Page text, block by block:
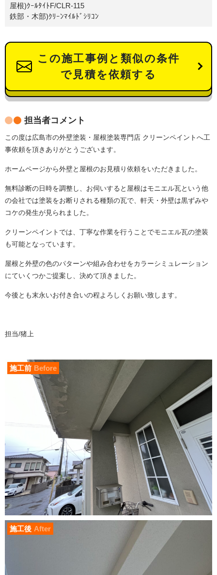
屋根)ｸｰﾙﾀｲﾄF/CLR-115
鉄部・木部)ｸﾘｰﾝﾏｲﾙﾄﾞｼﾘｺﾝ
この施工事例と類似の条件
で見積を依頼する
担当者コメント
この度は広島市の外壁塗装・屋根塗装専門店 クリーンペイントへ工
事依頼を頂きありがとうございます。
ホームページから外壁と屋根のお見積り依頼をいただきました。
無料診断の日時を調整し、お伺いすると屋根はモニエル瓦という他
の会社では塗装をお断りされる種類の瓦で、軒天・外壁は黒ずみや
コケの発生が見られました。
クリーンペイントでは、丁寧な作業を行うことでモニエル瓦の塗装
も可能となっています。
屋根と外壁の色のパターンや組み合わせをカラーシミュレーション
にていくつかご提案し、決めて頂きました。
今後とも末永いお付き合いの程よろしくお願い致します。
担当/猪上
施工前 Before
施工後 After